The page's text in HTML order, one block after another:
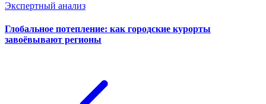
Экспертный анализ
Глобальное потепление: как городские курорты
завоёвывают регионы